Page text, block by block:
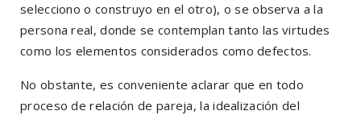
selecciono o construyo en el otro), o se observa a la
persona real, donde se contemplan tanto las virtudes
como los elementos considerados como defectos.
No obstante, es conveniente aclarar que en todo
proceso de relación de pareja, la idealización del